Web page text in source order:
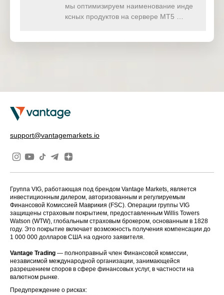
мы оптимизируем наименование инде
ксных продуктов на сервере MT5 …
support@vantagemarkets.io
Группа VIG, работающая под брендом Vantage Markets, является
инвестиционным дилером, авторизованным и регулируемым
Финансовой Комиссией Маврикия (FSC). Операции группы VIG
защищены страховым покрытием, предоставленным Willis Towers
Watson (WTW), глобальным страховым брокером, основанным в 1828
году. Это покрытие включает возможность получения компенсации до
1 000 000 долларов США на одного заявителя.
Vantage Trading — полноправный член Финансовой комиссии,
независимой международной организации, занимающейся
разрешением споров в сфере финансовых услуг, в частности на
валютном рынке.
Предупреждение о рисках: